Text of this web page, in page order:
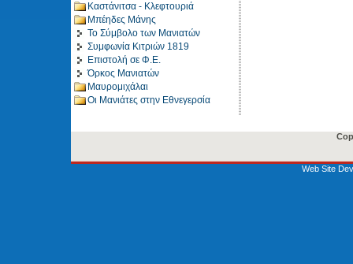
Καστάνιτσα - Κλεφτουριά
Μπέηδες Μάνης
Το Σύμβολο των Μανιατών
Συμφωνία Κιτριών 1819
Επιστολή σε Φ.Ε.
Όρκος Μανιατών
Μαυρομιχάλαι
Οι Μανιάτες στην Εθνεγερσία
Web Site